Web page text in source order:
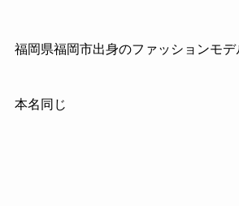
福岡県福岡市出身のファッションモデ
本名同じ